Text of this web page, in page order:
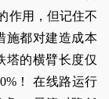
作用，但记住不
施都对建造成本
塔的横臂长度仅
！ 在线路运行